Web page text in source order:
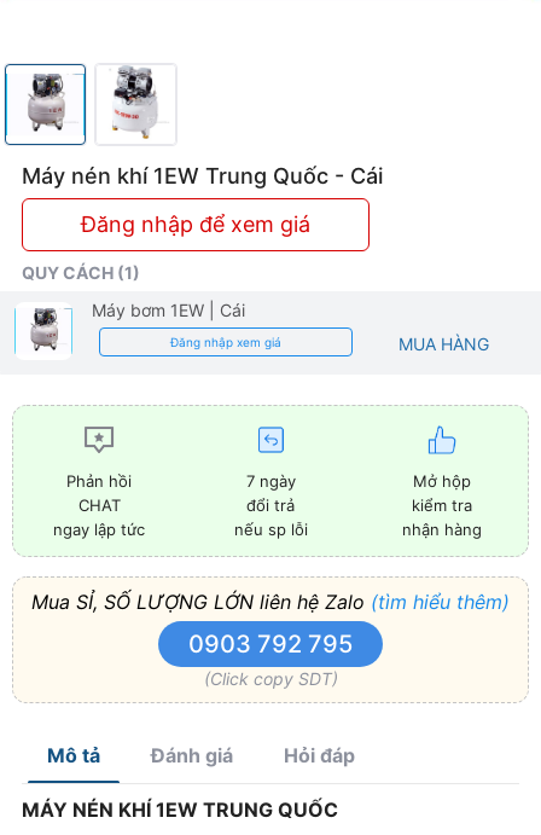
Máy nén khí 1EW Trung Quốc - Cái
Đăng nhập để xem giá
QUY CÁCH (1)
Máy bơm 1EW
| Cái
Đăng nhập xem giá MUA HÀNG
Phản hồi
CHAT
ngay lập tức
7 ngày
đổi trả
nếu sp lỗi
Mở hộp
kiểm tra
nhận hàng
Mua SỈ, SỐ LƯỢNG LỚN liên hệ Zalo (tìm hiểu thêm)
0903 792 795
(Click copy SDT)
Mô tả Đánh giá Hỏi đáp
MÁY NÉN KHÍ 1EW TRUNG QUỐC